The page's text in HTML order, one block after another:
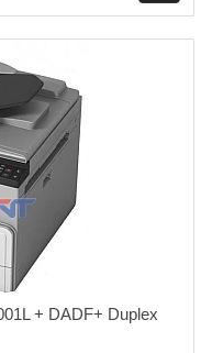
+ DADF+ Duplex